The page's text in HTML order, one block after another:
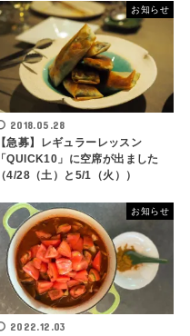
お知らせ
2018.05.28
【急募】レギュラーレッスン
「QUICK10」に空席が出ました
（4/28（土）と5/1（火））
お知らせ
2022.12.03